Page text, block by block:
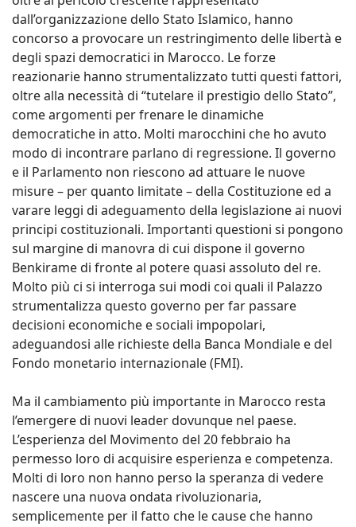
dall’organizzazione dello Stato Islamico, hanno
concorso a provocare un restringimento delle libertà e
degli spazi democratici in Marocco. Le forze
reazionarie hanno strumentalizzato tutti questi fattori,
oltre alla necessità di “tutelare il prestigio dello Stato”,
come argomenti per frenare le dinamiche
democratiche in atto. Molti marocchini che ho avuto
modo di incontrare parlano di regressione. Il governo
e il Parlamento non riescono ad attuare le nuove
misure – per quanto limitate – della Costituzione ed a
varare leggi di adeguamento della legislazione ai nuovi
principi costituzionali. Importanti questioni si pongono
sul margine di manovra di cui dispone il governo
Benkirame di fronte al potere quasi assoluto del re.
Molto più ci si interroga sui modi coi quali il Palazzo
strumentalizza questo governo per far passare
decisioni economiche e sociali impopolari,
adeguandosi alle richieste della Banca Mondiale e del
Fondo monetario internazionale (FMI).
Ma il cambiamento più importante in Marocco resta
l’emergere di nuovi leader dovunque nel paese.
L’esperienza del Movimento del 20 febbraio ha
permesso loro di acquisire esperienza e competenza.
Molti di loro non hanno perso la speranza di vedere
nascere una nuova ondata rivoluzionaria,
semplicemente per il fatto che le cause che hanno